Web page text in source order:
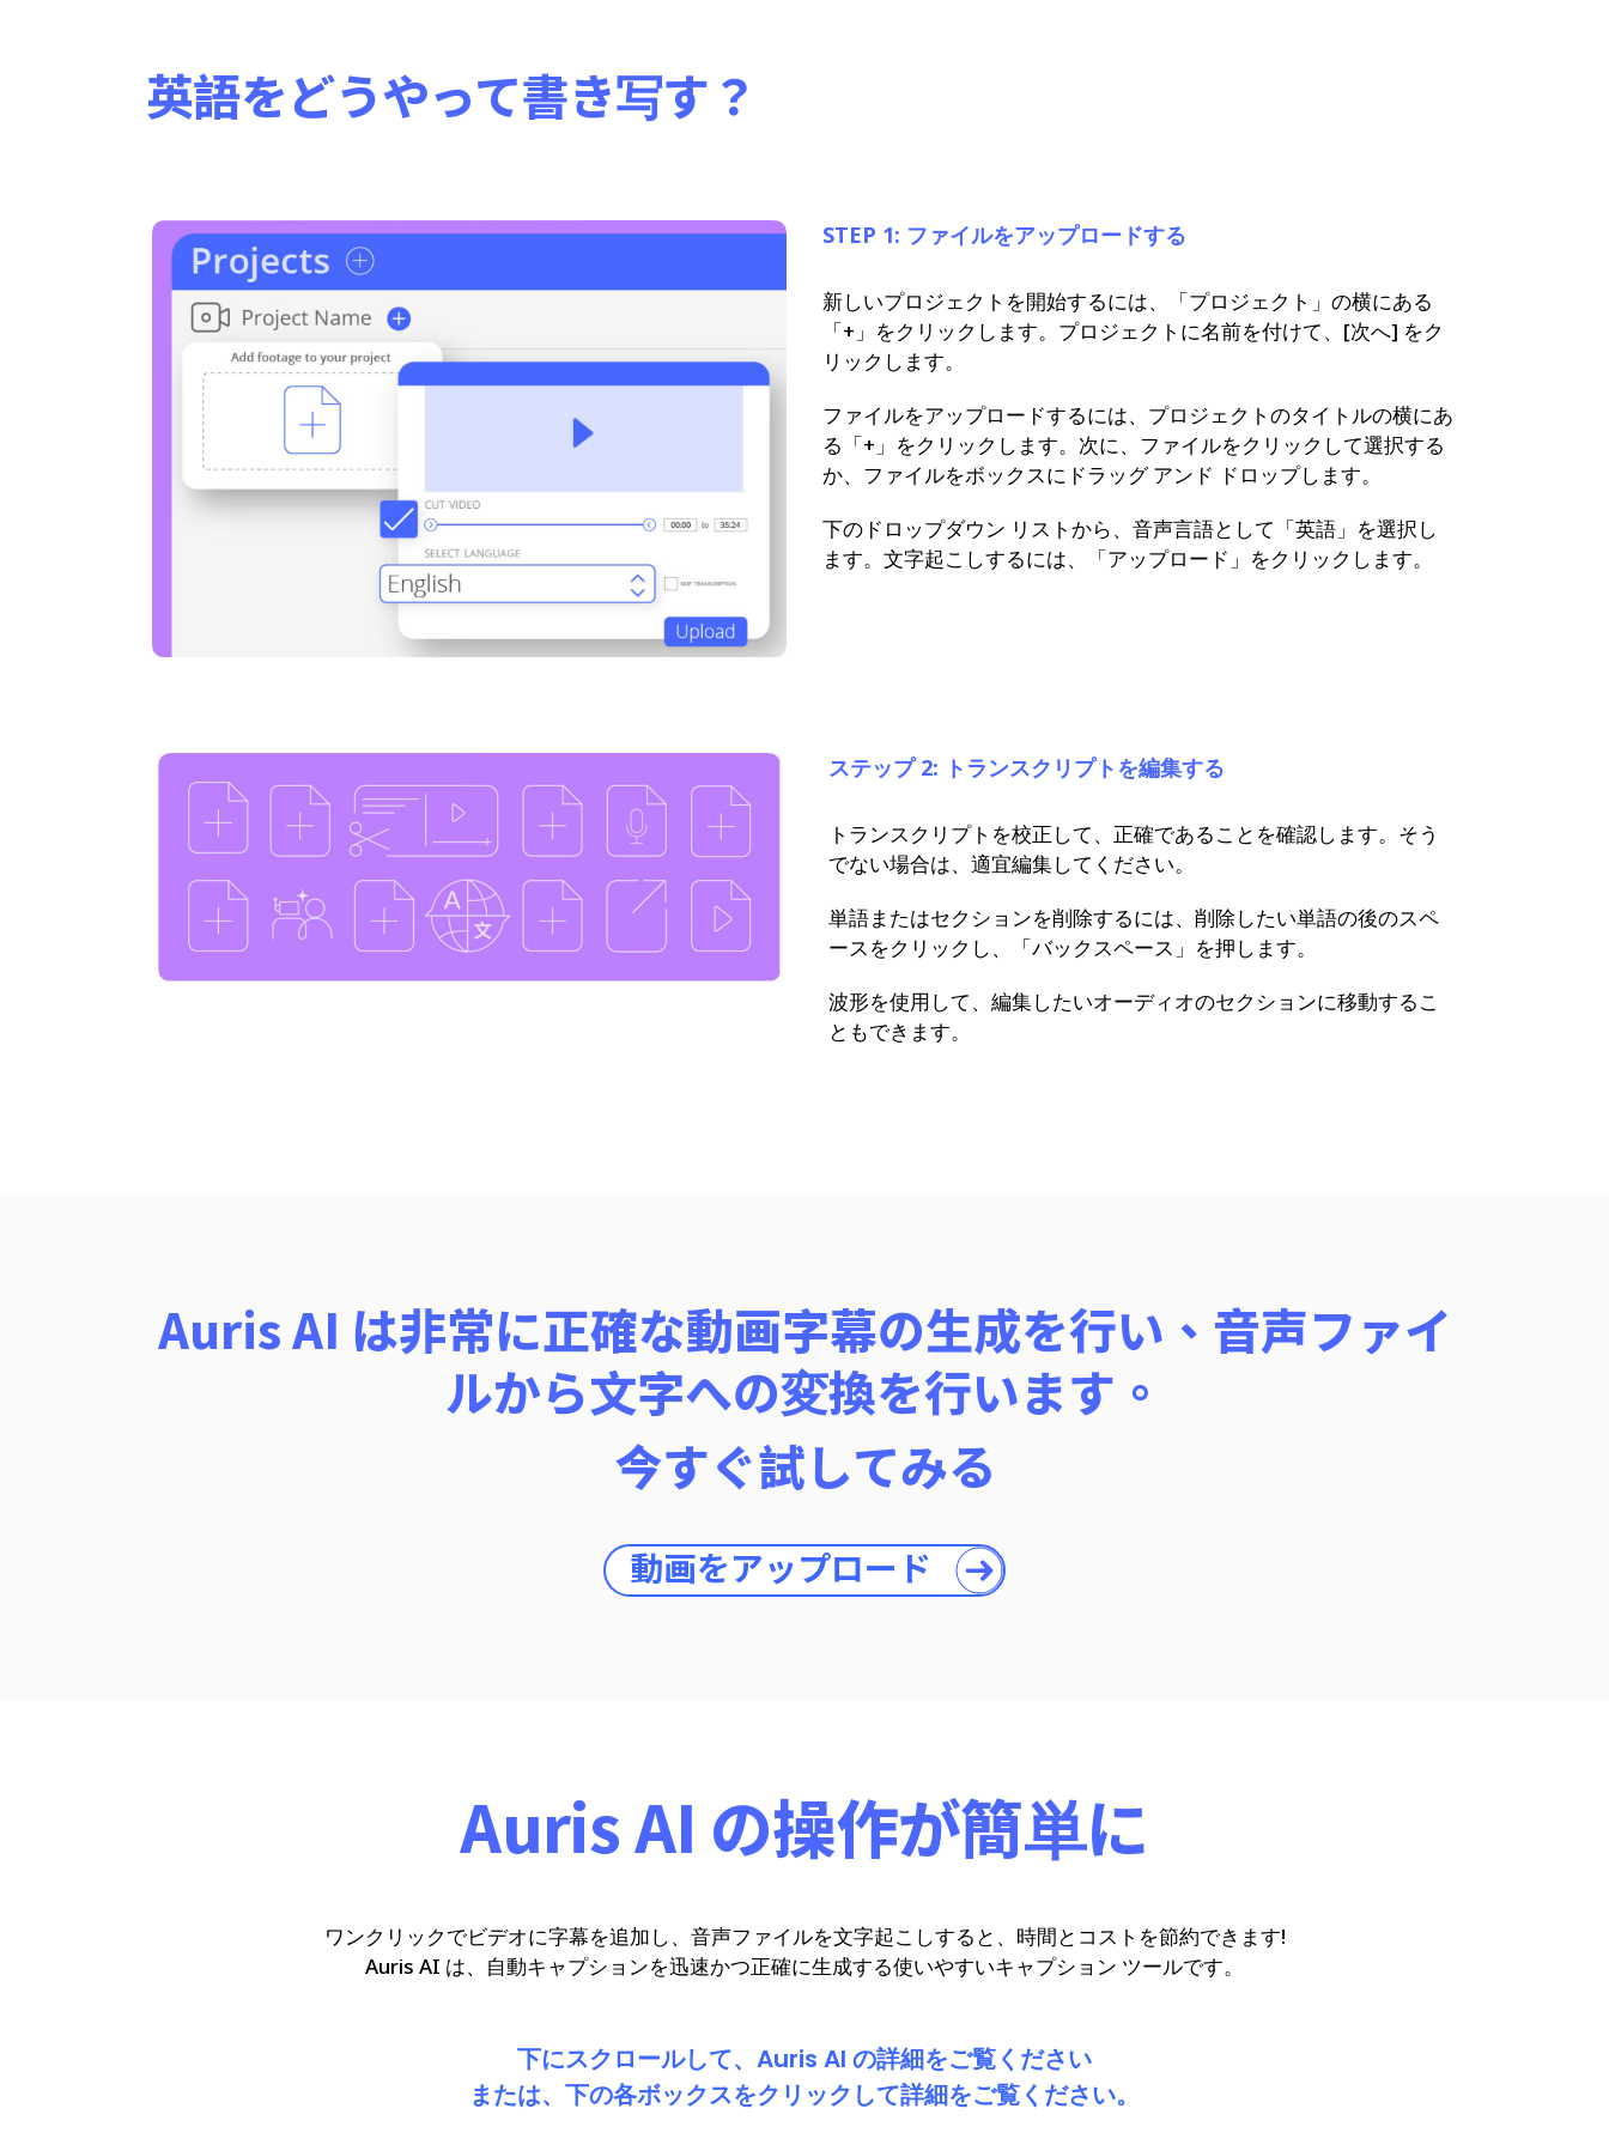
英語をどうやって書き写す？
STEP 1: ファイルをアップロードする
新しいプロジェクトを開始するには、「プロジェクト」の横にある
「+」をクリックします。プロジェクトに名前を付けて、[次へ] をク
リックします。
ファイルをアップロードするには、プロジェクトのタイトルの横にあ
る「+」をクリックします。次に、ファイルをクリックして選択する
か、ファイルをボックスにドラッグ アンド ドロップします。
下のドロップダウン リストから、音声言語として「英語」を選択し
ます。文字起こしするには、「アップロード」をクリックします。
ステップ 2: トランスクリプトを編集する
トランスクリプトを校正して、正確であることを確認します。そう
でない場合は、適宜編集してください。
単語またはセクションを削除するには、削除したい単語の後のスペ
ースをクリックし、「バックスペース」を押します。
波形を使用して、編集したいオーディオのセクションに移動するこ
ともできます。
Auris AI は非常に正確な動画字幕の生成を行い、音声ファイ
ルから文字への変換を行います。
今すぐ試してみる
動画をアップロード
Auris AI の操作が簡単に
ワンクリックでビデオに字幕を追加し、音声ファイルを文字起こしすると、時間とコストを節約できます!
Auris AI は、自動キャプションを迅速かつ正確に生成する使いやすいキャプション ツールです。
下にスクロールして、Auris AI の詳細をご覧ください
または、下の各ボックスをクリックして詳細をご覧ください。